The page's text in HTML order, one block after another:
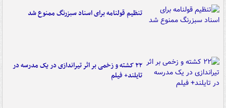
تنظیم قولنامه برای اسناد سبزرنگ ممنوع شد
۲۲ کشته و زخمی بر اثر تیراندازی در یک مدرسه در
تایلند+ فیلم